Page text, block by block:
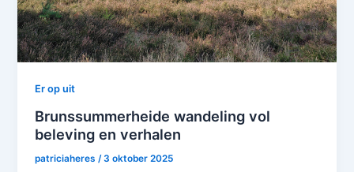
Er op uit
Brunssummerheide wandeling vol
beleving en verhalen
patriciaheres/3 oktober 2025